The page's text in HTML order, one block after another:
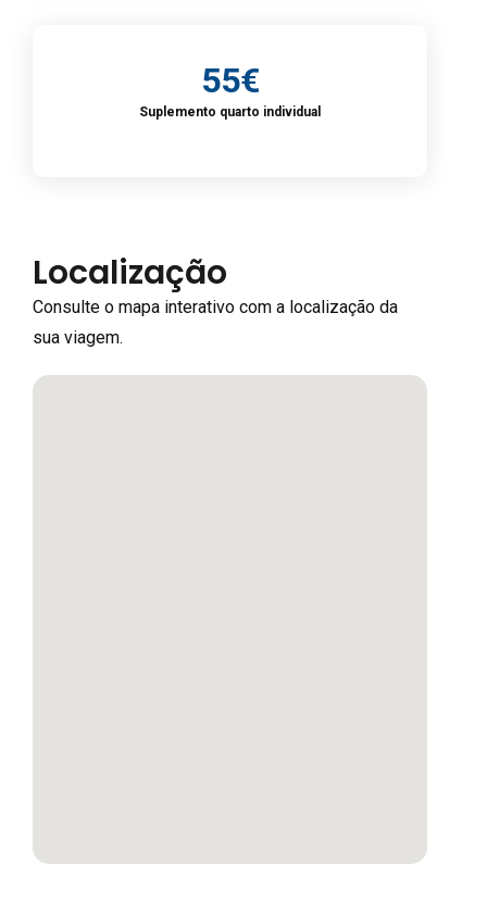
55€
Suplemento quarto individual
Localização
Consulte o mapa interativo com a localização da
sua viagem.